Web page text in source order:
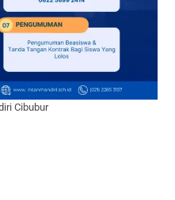
Cibubur